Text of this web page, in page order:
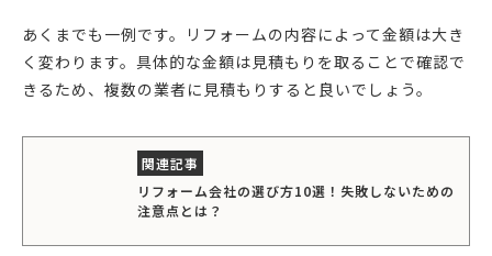
あくまでも一例です。リフォームの内容によって金額は大き
く変わります。具体的な金額は見積もりを取ることで確認で
きるため、複数の業者に見積もりすると良いでしょう。
リフォーム会社の選び方10選！失敗しないための
注意点とは？